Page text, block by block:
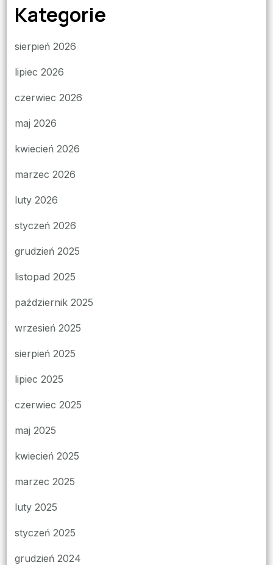
Kategorie
sierpień 2026
lipiec 2026
czerwiec 2026
maj 2026
kwiecień 2026
marzec 2026
luty 2026
styczeń 2026
grudzień 2025
listopad 2025
październik 2025
wrzesień 2025
sierpień 2025
lipiec 2025
czerwiec 2025
maj 2025
kwiecień 2025
marzec 2025
luty 2025
styczeń 2025
grudzień 2024